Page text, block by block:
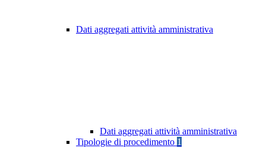
Dati aggregati attività amministrativa
Dati aggregati attività amministrativa
Tipologie di procedimento 1